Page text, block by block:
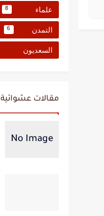
علماء 8
التمدن 6
السعديون
مقالات عشوائية